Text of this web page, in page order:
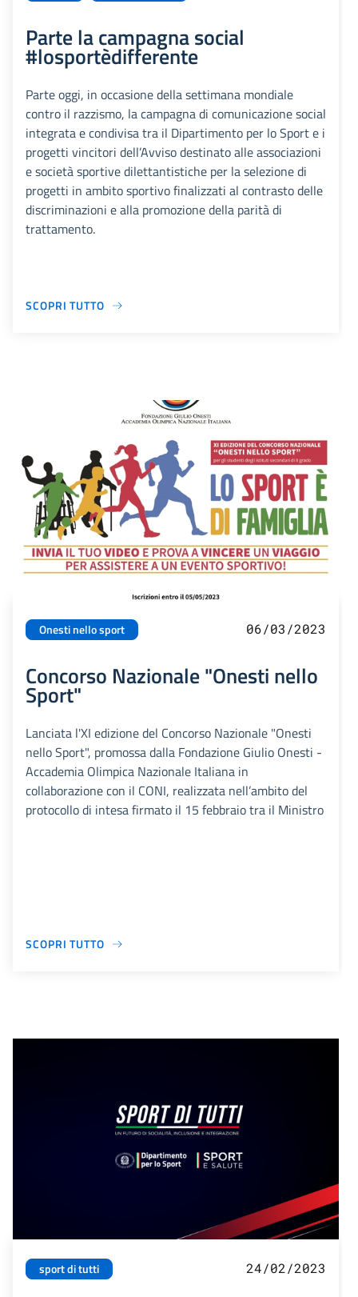
Parte la campagna social
#losportèdifferente
Parte oggi, in occasione della settimana mondiale
contro il razzismo, la campagna di comunicazione social
integrata e condivisa tra il Dipartimento per lo Sport e i
progetti vincitori dell’Avviso destinato alle associazioni
e società sportive dilettantistiche per la selezione di
progetti in ambito sportivo finalizzati al contrasto delle
discriminazioni e alla promozione della parità di
trattamento.
SCOPRI TUTTO
Onesti nello sport 06/03/2023
Concorso Nazionale "Onesti nello
Sport"
Lanciata l'XI edizione del Concorso Nazionale "Onesti
nello Sport", promossa dalla Fondazione Giulio Onesti -
Accademia Olimpica Nazionale Italiana in
collaborazione con il CONI, realizzata nell’ambito del
protocollo di intesa firmato il 15 febbraio tra il Ministro
SCOPRI TUTTO
sport di tutti 24/02/2023